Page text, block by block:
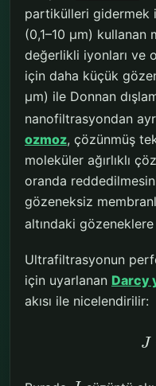
partikülleri gidermek
(0,1–10 μm)
değerlikli iyonları ve
için daha küçük
μm) ile Donnan
nanofiltrasyondan
ozmoz, çözünmüş
moleküler ağırlıklı
oranda
gözeneksiz
altındaki gözeneklere
Ultrafiltrasyonun
için uyarlanan Darcy
akısı ile nicelendirilir:
J